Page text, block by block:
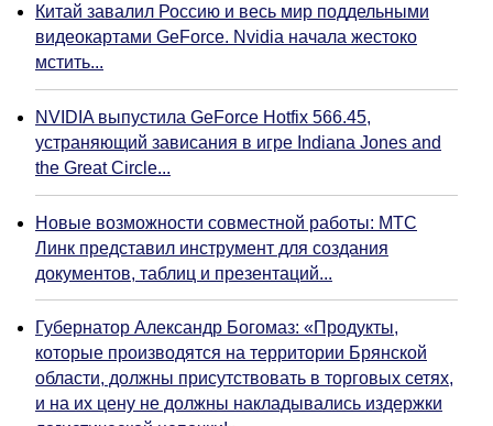
Китай завалил Россию и весь мир поддельными
видеокартами GeForce. Nvidia начала жестоко
мстить...
NVIDIA выпустила GeForce Hotfix 566.45,
устраняющий зависания в игре Indiana Jones and
the Great Circle...
Новые возможности совместной работы: МТС
Линк представил инструмент для создания
документов, таблиц и презентаций...
Губернатор Александр Богомаз: «Продукты,
которые производятся на территории Брянской
области, должны присутствовать в торговых сетях,
и на их цену не должны накладывались издержки